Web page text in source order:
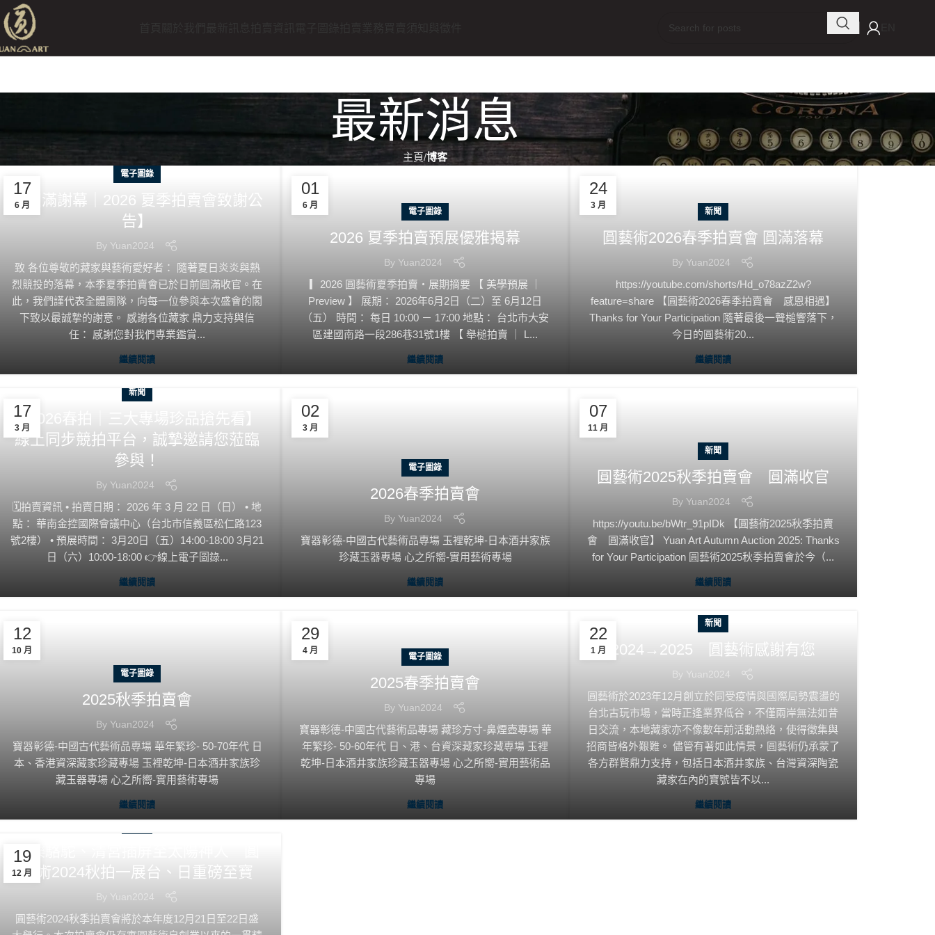
最新消息
主頁 博客
17
6 月
電子圖錄
【圓滿謝幕｜2026 夏季拍賣會致謝公
告】
By Yuan2024
致 各位尊敬的藏家與藝術愛好者： 隨著夏日炎炎與熱
烈競投的落幕，本季夏季拍賣會已於日前圓滿收官。在
此，我們謹代表全體團隊，向每一位參與本次盛會的閣
下致以最誠摯的謝意。 感謝各位藏家 鼎力支持與信
任： 感謝您對我們專業鑑賞...
繼續閱讀
01
6 月
電子圖錄
2026 夏季拍賣預展優雅揭幕
By Yuan2024
▎2026 圓藝術夏季拍賣・展期摘要 【 美學預展 ｜
Preview 】 展期： 2026年6月2日（二）至 6月12日
（五） 時間： 每日 10:00 － 17:00 地點： 台北市大安
區建國南路一段286巷31號1樓 【 舉槌拍賣 ｜ L...
繼續閱讀
24
3 月
新聞
圓藝術2026春季拍賣會 圓滿落幕
By Yuan2024
https://youtube.com/shorts/Hd_o78azZ2w?
feature=share 【圓藝術2026春季拍賣會 感恩相遇】
Thanks for Your Participation 隨著最後一聲槌響落下，
今日的圓藝術20...
繼續閱讀
17
3 月
新聞
【2026春拍｜三大專場珍品搶先看】
線上同步競拍平台，誠摯邀請您蒞臨
參與！
By Yuan2024
🗓️拍賣資訊 • 拍賣日期： 2026 年 3 月 22 日（日） • 地
點： 華南金控國際會議中心（台北市信義區松仁路123
號2樓） • 預展時間： 3月20日（五）14:00-18:00 3月21
日（六）10:00-18:00 👉線上電子圖錄...
繼續閱讀
02
3 月
電子圖錄
2026春季拍賣會
By Yuan2024
寶器彰德-中國古代藝術品專場 玉裡乾坤-日本酒井家族
珍藏玉器專場 心之所嚮-實用藝術專場
繼續閱讀
07
11 月
新聞
圓藝術2025秋季拍賣會 圓滿收官
By Yuan2024
https://youtu.be/bWtr_91pIDk 【圓藝術2025秋季拍賣
會 圓滿收官】 Yuan Art Autumn Auction 2025: Thanks
for Your Participation 圓藝術2025秋季拍賣會於今（...
繼續閱讀
12
10 月
電子圖錄
2025秋季拍賣會
By Yuan2024
寶器彰德-中國古代藝術品專場 華年繁珍- 50-70年代 日
本、香港資深藏家珍藏專場 玉裡乾坤-日本酒井家族珍
藏玉器專場 心之所嚮-實用藝術專場
繼續閱讀
29
4 月
電子圖錄
2025春季拍賣會
By Yuan2024
寶器彰德-中國古代藝術品專場 藏珍方寸-鼻煙壺專場 華
年繁珍- 50-60年代 日、港、台資深藏家珍藏專場 玉裡
乾坤-日本酒井家族珍藏玉器專場 心之所嚮-實用藝術品
專場
繼續閱讀
22
1 月
新聞
2024→2025 圓藝術感謝有您
By Yuan2024
圓藝術於2023年12月創立於同受疫情與國際局勢震盪的
台北古玩市場，當時正逢業界低谷，不僅兩岸無法如昔
日交流，本地藏家亦不像數年前活動熱絡，使得徵集與
招商皆格外艱難。 儘管有著如此情景，圓藝術仍承蒙了
各方群賢鼎力支持，包括日本酒井家族、台灣資深陶瓷
藏家在內的寶號皆不以...
繼續閱讀
19
12 月
載樂駱駝、清宮插屏至太陽神人 圓
藝術2024秋拍一展台、日重磅至寶
By Yuan2024
圓藝術2024秋季拍賣會將於本年度12月21日至22日盛